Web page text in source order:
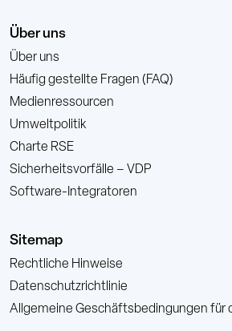
Über uns
Über uns
Häufig gestellte Fragen (FAQ)
Medienressourcen
Umweltpolitik
Charte RSE
Sicherheitsvorfälle – VDP
Software-Integratoren
Sitemap
Rechtliche Hinweise
Datenschutzrichtlinie
Allgemeine Geschäftsbedingungen für